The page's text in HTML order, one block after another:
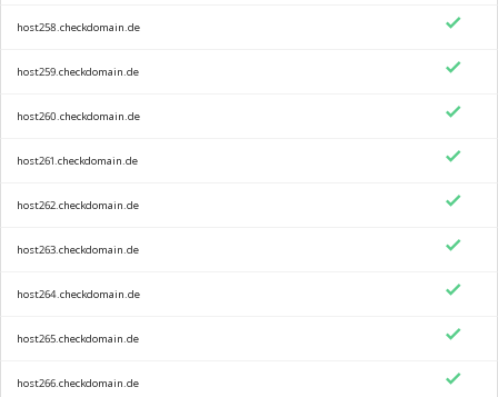
host258.checkdomain.de
host259.checkdomain.de
host260.checkdomain.de
host261.checkdomain.de
host262.checkdomain.de
host263.checkdomain.de
host264.checkdomain.de
host265.checkdomain.de
host266.checkdomain.de